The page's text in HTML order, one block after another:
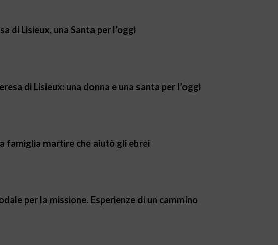
di Lisieux, una Santa per l’oggi
di Lisieux: una donna e una santa per l’oggi
famiglia martire che aiutò gli ebrei
per la missione. Esperienze di un cammino